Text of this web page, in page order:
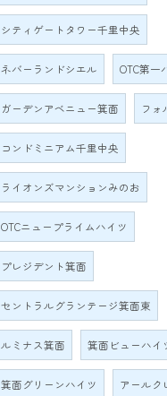
シティゲートタワー千里中央
ネバーランドシエル OTC第一
ガーデンアベニュー箕面 フォ
コンドミニアム千里中央
ライオンズマンションみのお
OTCニュープライムハイツ
プレジデント箕面
セントラルグランテージ箕面東
ルミナス箕面 箕面ビューハイ
箕面グリーンハイツ アールク